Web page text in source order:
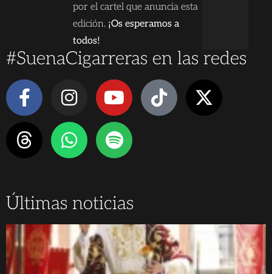
por el cartel que anuncia esta
edición. ¡Os esperamos a
todos!
#SuenaCigarreras en las redes
Últimas noticias